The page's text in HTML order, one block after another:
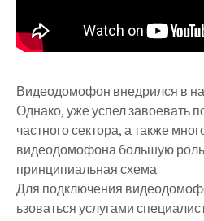
Видеодомофон внедрился в
Однако, уже успел завоевать
частного сектора, а также
видеодомофона большую роль
принципиальная схема.
Для подключения
ьзоваться услугами